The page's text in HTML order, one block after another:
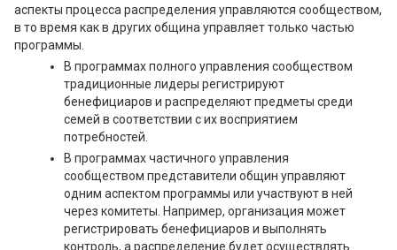
аспекты процесса распределения управляются сообществом,
в то время как в других община управляет только частью
программы.
В программах полного управления сообществом
традиционные лидеры регистрируют
бенефициаров и распределяют предметы среди
семей в соответствии с их восприятием
потребностей.
В программах частичного управления
сообществом представители общин управляют
одним аспектом программы или участвуют в ней
через комитеты. Например, организация может
регистрировать бенефициаров и выполнять
контроль, а распределение будет осуществлять